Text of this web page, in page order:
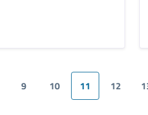
9 10 11 12